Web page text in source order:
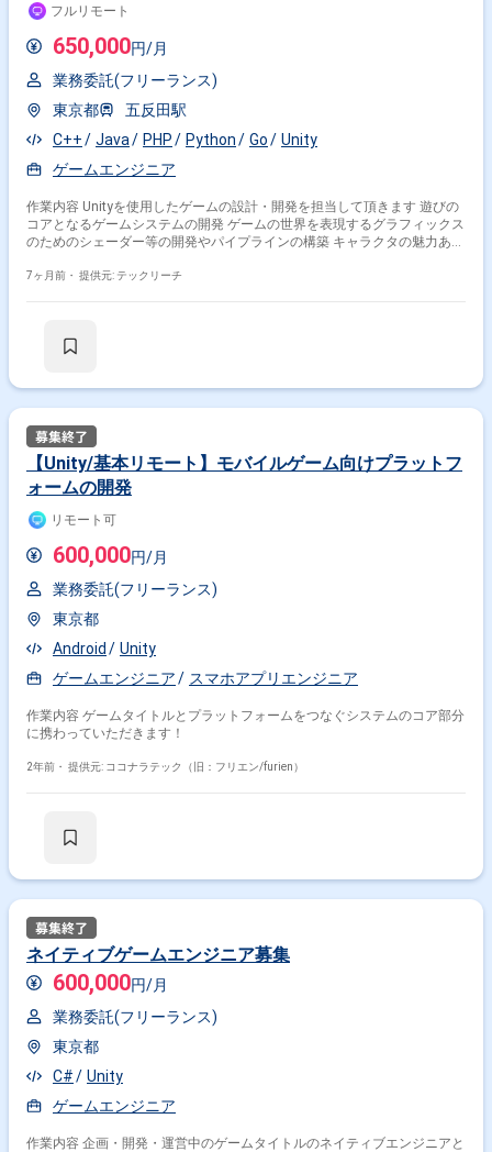
フルリモート
650,000円/月
業務委託(フリーランス)
東京都
五反田駅
C++
Java PHP Python Go
Unity
ゲームエンジニア
作業内容 Unityを使用したゲームの設計・開発を担当して頂きます 遊びの
コアとなるゲームシステムの開発 ゲームの世界を表現するグラフィックス
のためのシェーダー等の開発やパイプラインの構築 キャラクタの魅力ある
ルの作成 ※当案件におきましては、直近参画期間が半年以内の案件が続い
▼必ずお読みください▼ 【必須要件】 ・20～30代までの方、活躍中！ ・
7ヶ月前・ 提供元: テックリーチ
【Unity/基本リモート】モバイルゲーム向けプラットフ
ォームの開発
リモート可
600,000円/月
業務委託(フリーランス)
東京都
Android
Unity
ゲームエンジニア
スマホアプリエンジニア
作業内容 ゲームタイトルとプラットフォームをつなぐシステムのコア部分
に携わっていただきます！
2年前・ 提供元: ココナラテック（旧：フリエン/furien）
ネイティブゲームエンジニア募集
600,000円/月
業務委託(フリーランス)
東京都
C#
Unity
ゲームエンジニア
作業内容 企画・開発・運営中のゲームタイトルのネイティブエンジニアと
その他の条件で検索する
その他開発言語・スキルから探す
Maya Photoshop C# Unreal Engine
iOS
Illustrator
その他の職種から探す
スマホアプリエンジニア
3Dデザイナー
グラフィックデザイナー